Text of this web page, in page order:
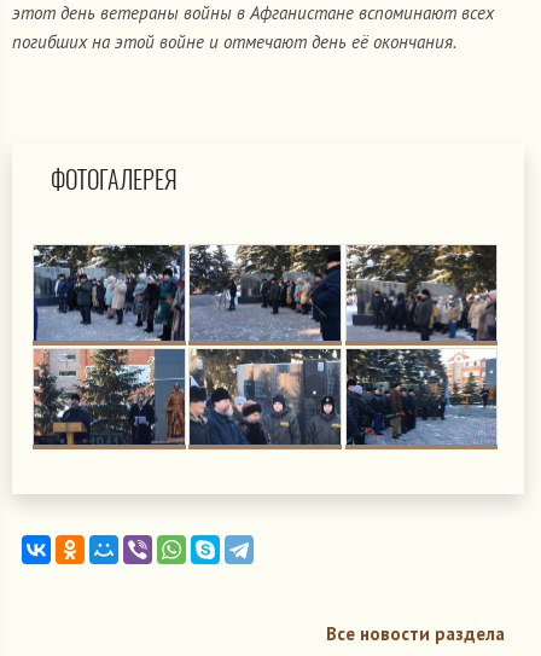
этот день ветераны войны в Афганистане вспоминают всех
погибших на этой войне и отмечают день её окончания.
ФОТОГАЛЕРЕЯ
Все новости раздела